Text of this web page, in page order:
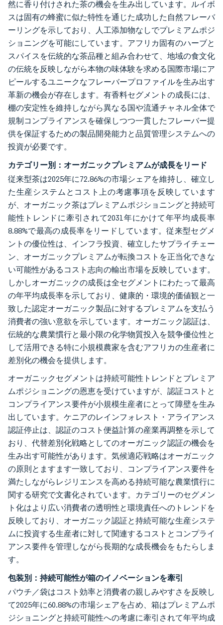
然に香り付けされた茶の機会を生み出しています。ルイボ
スは固有の蜂蜜に似た特性を通じた成功した自然フレーバ
ーリングを示しており、人工添加物なしでプレミアムポジ
ショニングを可能にしています。アフリカ固有のハーブと
スパイスを伝統的な茶品種と組み合わせて、地域の食文化
の伝統を反映しながら本物の味体験を求める国際市場にア
ピールするユニークなフレーバープロファイルを生み出す
革新の機会が存在します。有香料セグメントの成長には、
棚の安定性を維持しながら異なる国や流通チャネル全体で
規制コンプライアンスを確保しつつ一貫したフレーバー提
供を保証するための製品開発能力と品質管理システムへの
投資が必要です。
カテゴリー別：オーガニックプレミアムが成長をリード
従来型茶は2025年に72.86%の市場シェアを維持し、確立し
た生産システムとコスト上の考慮事項を反映しています
が、オーガニック茶はプレミアムポジショニングと持続可
能性トレンドに牽引されて2031年にかけて年平均成長率
8.88%で最高の成長率をリードしています。従来型セグメ
ントの優位性は、インフラ投資、確立したサプライチェー
ン、オーガニックプレミアムが転換コストを正当化できな
い可能性があるコスト志向の輸出市場を反映しています。
しかしオーガニックの成長は全セグメントにわたって最高
の年平均成長率を示しており、健康的・環境的価値観と一
致した認定オーガニック製品に対するプレミアムを支払う
消費者の強い意欲を示しています。オーガニック認証は、
伝統的な農業慣行と最小限の化学物質投入を競争優位性と
して活用できる特に小規模農家を含むアフリカの生産者に
差別化の機会を提供します。
オーガニックセグメントは持続可能性トレンドとプレミア
ムポジショニングの恩恵を受けていますが、認証コストと
コンプライアンス要件が小規模生産者にとって障壁を生み
出しています。ケニアのレインフォレスト・アライアンス
認証停止は、認証のコスト便益計算の産業再調整を示して
おり、代替差別化戦略としてのオーガニック認証の機会を
生み出す可能性があります。気候適応戦略はオーガニック
の原則とますます一致しており、コンプライアンス要件を
満たしながらレジリエンスを高める持続可能な農業慣行に
関する研究で文書化されています。カテゴリーのセグメン
ト化はより広い消費者の透明性と環境責任へのトレンドを
反映しており、オーガニック認証と持続可能な生産システ
ムに投資する生産者に対して関連するコストとコンプライ
アンス要件を管理しながら長期的な成長機会をもたらしま
す。
包装別：持続可能性が箱のイノベーションを牽引
パウチ／袋はコスト効率と消費者の親しみやすさを反映し
て2025年に60.88%の市場シェアを占め、箱はプレミアムポ
ジショニングと持続可能性への考慮に牽引されて年平均成